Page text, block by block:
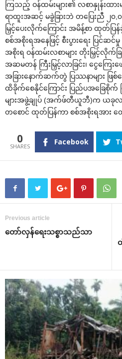
ကြသည့် ဝန်ထမ်းများ၏ လစာနှုန်းထား
ရာထူးအဆင့် မခွဲခြားဘဲ တ‌ပြေးညီ ၂၀,
မြှင့်‌ပေးလိုက်‌ကြောင်း အမိန့်စာ ထုတ်ပြ
စစ်အစိုးရအ‌နေဖြင့် စီးပွား‌ရေး ပြ
အစိုးရ ဝန်ထမ်းလစာများ တိုးမြှင့်လိုက်ခ
အဆမတန် ကြီးမြှင့်လာခြင်း၊ ‌ငွေ‌ကြေး‌ဖေ
အခြား‌နောက်ဆက်တွဲ ပြဿနာများ ဖြ
ထိခိုက်‌စေနိုင်‌ကြောင်း ပြည်ပအ‌ခြေစိုက်
များအဖွဲ့ချုပ် (အက်ဖ်တီယူဘီ)က ယခုလ
တ‌စောင် ထုတ်ပြန်ကာ စစ်အစိုးရအား
0 Facebook
Previous article
‌တော်လှန်‌ရေးသစ္စာသည်သာ